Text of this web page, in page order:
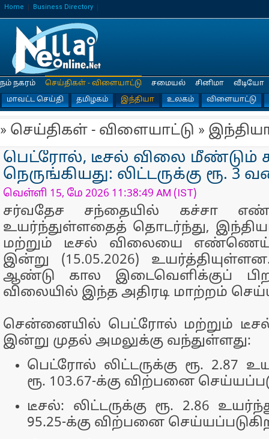
Home Business Directory
நம் நகரம்
செய்திகள் - விளையாட்டு
மாவட்ட செய்தி
தமிழகம் இந்தியா உலகம் விளையாட்டு
சமையல் சினிமா வீடியோ
» செய்திகள் - விளையாட்டு »
பெட்ரோல், டீசல் விலை மீண்டும்
நெருங்கியது: லிட்டருக்கு ரூ. 3
வெள்ளி 15, மே 2026 11:38:49 AM (IST)
சர்வதேச சந்தையில் கச்சா
உயர்ந்துள்ளதைத் தொடர்ந்து,
மற்றும் டீசல் விலையை எண்ணெய்
இன்று (15.05.2026)
ஆண்டு கால இடைவெளிக்குப்
விலையில் இந்த அதிரடி மாற்றம்
சென்னையில் பெட்ரோல் மற்றும்
இன்று முதல் அமலுக்கு வந்துள்ளது:
பெட்ரோல் லிட்டருக்கு ரூ. 2.87
ரூ. 103.67-க்கு விற்பனை
டீசல்: லிட்டருக்கு ரூ. 2.86
95.25-க்கு விற்பனை